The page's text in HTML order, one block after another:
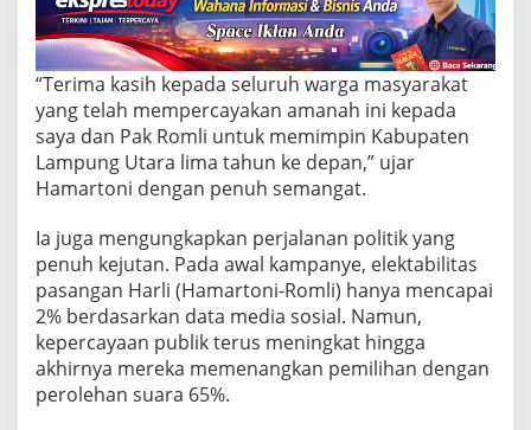
t
a
r
a
“Terima kasih kepada seluruh warga masyarakat
yang telah mempercayakan amanah ini kepada
saya dan Pak Romli untuk memimpin Kabupaten
Lampung Utara lima tahun ke depan,” ujar
Hamartoni dengan penuh semangat.
Ia juga mengungkapkan perjalanan politik yang
penuh kejutan. Pada awal kampanye, elektabilitas
pasangan Harli (Hamartoni-Romli) hanya mencapai
2% berdasarkan data media sosial. Namun,
kepercayaan publik terus meningkat hingga
akhirnya mereka memenangkan pemilihan dengan
perolehan suara 65%.